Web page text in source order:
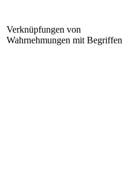
Verknüpfungen von
Wahrnehmungen mit Begriffen